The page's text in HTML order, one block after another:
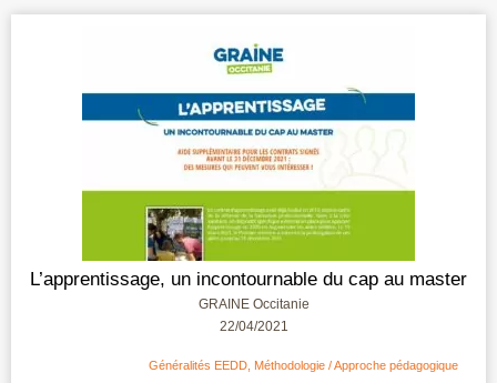
L’apprentissage, un incontournable du cap au master
GRAINE Occitanie
22/04/2021
Généralités EEDD Méthodologie / Approche pédagogique